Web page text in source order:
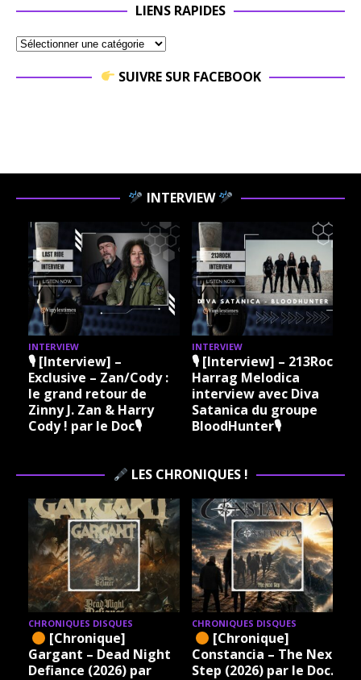
LIENS RAPIDES
SUIVRE SUR FACEBOOK
INTERVIEW
INTERVIEW
🎙 [Interview] –
Exclusive – Zan/Cody :
le grand retour de
Zinny J. Zan & Harry
Cody ! par le Doc🎙
INTERVIEW
🎙 [Interview] – 213Rock
Harrag Melodica
interview avec Diva
Satanica du groupe
BloodHunter🎙
LES CHRONIQUES !
CHRONIQUES DISQUES
[Chronique]
Gargant – Dead Night
Defiance (2026) par
CHRONIQUES DISQUES
[Chronique]
Constancia – The Next
Step (2026) par le Doc.